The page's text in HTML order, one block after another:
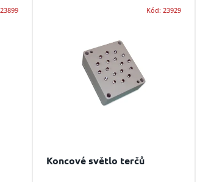
23899
Koncové světlo terčů
Kód: 23929